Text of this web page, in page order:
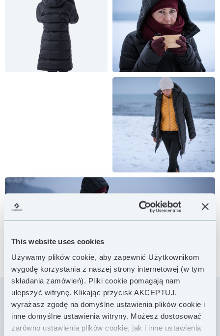
This website uses cookies
Używamy plików cookie, aby zapewnić Użytkownikom
wygodę korzystania z naszej strony internetowej (w tym
składania zamówień). Pliki cookie pomagają nam
ulepszyć witrynę. Klikając przycisk AKCEPTUJ,
wyrażasz zgodę na domyślne ustawienia plików cookie i
inne domyślne ustawienia witryny. Możesz dostosować
zarówno ustawienia plików cookie, jak i inne ustawienia
Długi damski płaszcz puchowy łączący klasyczny,
miejski krój z wyjątkowymi parametrami